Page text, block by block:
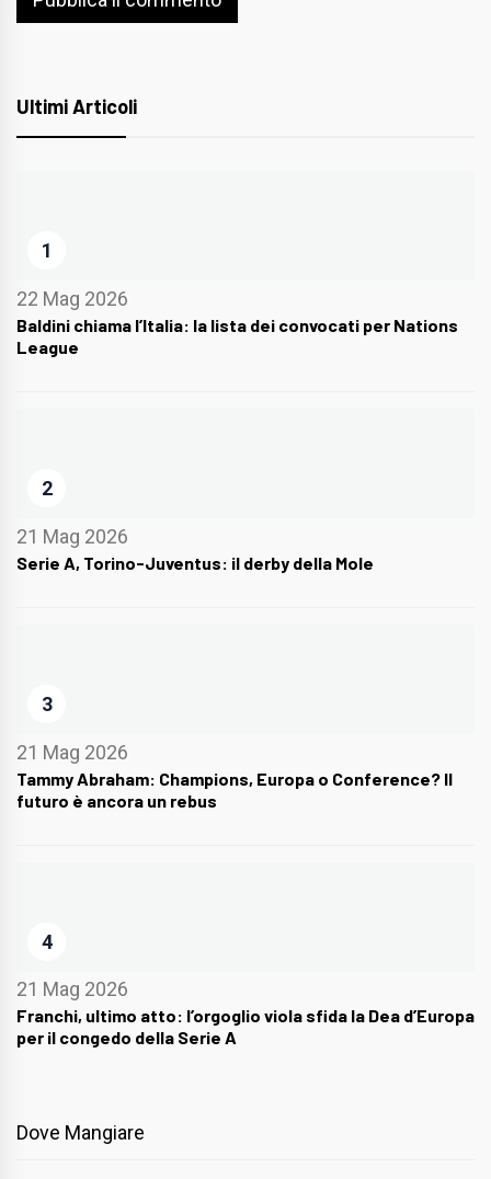
Ultimi Articoli
1
22 Mag 2026
Baldini chiama l’Italia: la lista dei convocati per Nations
League
2
21 Mag 2026
Serie A, Torino-Juventus: il derby della Mole
3
21 Mag 2026
Tammy Abraham: Champions, Europa o Conference? Il
futuro è ancora un rebus
4
21 Mag 2026
Franchi, ultimo atto: l’orgoglio viola sfida la Dea d’Europa
per il congedo della Serie A
Dove Mangiare